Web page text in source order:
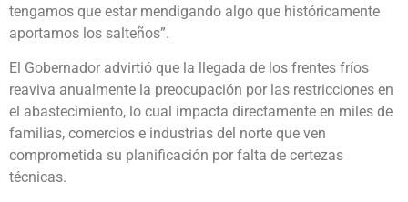
tengamos que estar mendigando algo que históricamente
aportamos los salteños”.
El Gobernador advirtió que la llegada de los frentes fríos
reaviva anualmente la preocupación por las restricciones en
el abastecimiento, lo cual impacta directamente en miles de
familias, comercios e industrias del norte que ven
comprometida su planificación por falta de certezas
técnicas.